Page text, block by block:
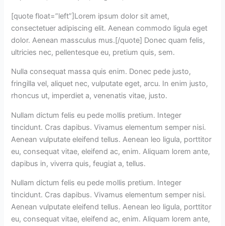
[quote float=”left”]Lorem ipsum dolor sit amet,
consectetuer adipiscing elit. Aenean commodo ligula eget
dolor. Aenean massculus mus.[/quote] Donec quam felis,
ultricies nec, pellentesque eu, pretium quis, sem.
Nulla consequat massa quis enim. Donec pede justo,
fringilla vel, aliquet nec, vulputate eget, arcu. In enim justo,
rhoncus ut, imperdiet a, venenatis vitae, justo.
Nullam dictum felis eu pede mollis pretium. Integer
tincidunt. Cras dapibus. Vivamus elementum semper nisi.
Aenean vulputate eleifend tellus. Aenean leo ligula, porttitor
eu, consequat vitae, eleifend ac, enim. Aliquam lorem ante,
dapibus in, viverra quis, feugiat a, tellus.
Nullam dictum felis eu pede mollis pretium. Integer
tincidunt. Cras dapibus. Vivamus elementum semper nisi.
Aenean vulputate eleifend tellus. Aenean leo ligula, porttitor
eu, consequat vitae, eleifend ac, enim. Aliquam lorem ante,